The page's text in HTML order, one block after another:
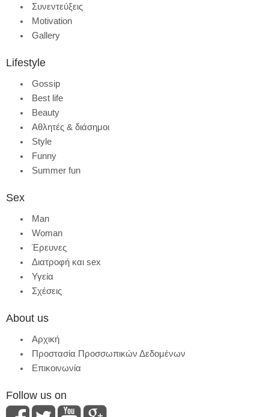
Συνεντεύξεις
Motivation
Gallery
Lifestyle
Gossip
Best life
Beauty
Αθλητές & διάσημοι
Style
Funny
Summer fun
Sex
Man
Woman
Έρευνες
Διατροφή και sex
Υγεία
Σχέσεις
About us
Αρχική
Προστασία Προσσωπικών Δεδομένων
Επικοινωνία
Follow us on